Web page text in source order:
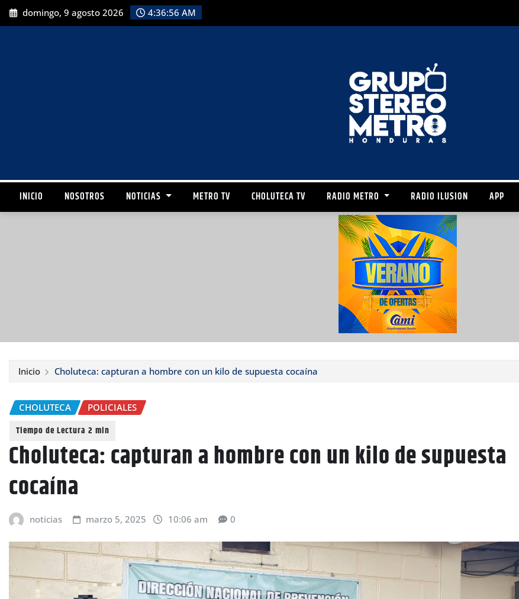
domingo, 9 agosto 2026 4:36:58 AM
INICIO NOSOTROS NOTICIAS METRO TV CHOLUTECA TV RADIO METRO RADIO ILUSION APP
Inicio Choluteca: capturan a hombre con un kilo de supuesta cocaína
CHOLUTECA POLICIALES
Choluteca: capturan a hombre con un kilo de supuesta
cocaína
noticias marzo 5, 2025 10:06 am 0